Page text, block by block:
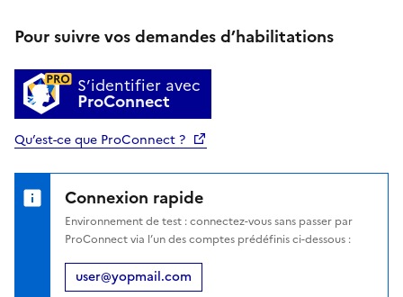
Pour suivre vos demandes d’habilitations
S’identifier avec
ProConnect
Qu’est-ce que ProConnect ?
Connexion rapide
Environnement de test : connectez-vous sans passer par
ProConnect via l’un des comptes prédéfinis ci-dessous :
user@yopmail.com